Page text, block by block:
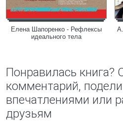
Елена Шапоренко - Рефлексы
идеального тела
Понравилась книга?
комментарий,
впечатлениями или
друзьям